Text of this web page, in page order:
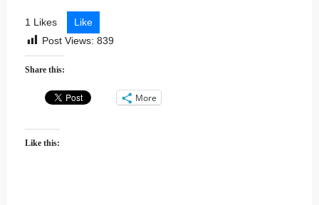
1 Likes
Like
Post Views: 839
Share this:
More
Like this: